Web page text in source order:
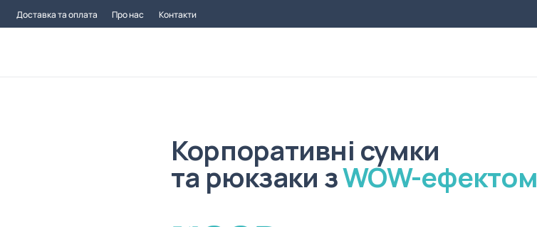
Доставка та оплата Про нас Контакти
Корпоративні сумки
та рюкзаки зWOW-ефектом